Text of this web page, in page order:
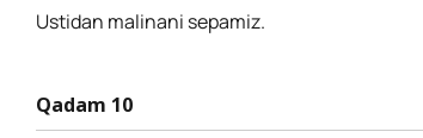
Ustidan malinani sepamiz.
Qadam 10